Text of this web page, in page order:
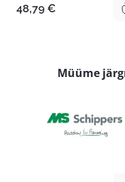
48,79 €
Müüme